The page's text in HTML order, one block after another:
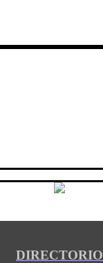
DIRECTORIO